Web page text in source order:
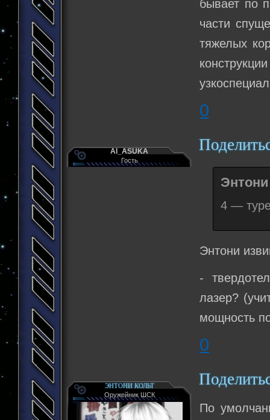
бывает по
части
тяжелых
0
AI_ASUKA
Гость
4 —
Энтони
-
лазер?
мощность
0
ЭНТОНИ КОЛЬТ
Оружейник ШСК
По